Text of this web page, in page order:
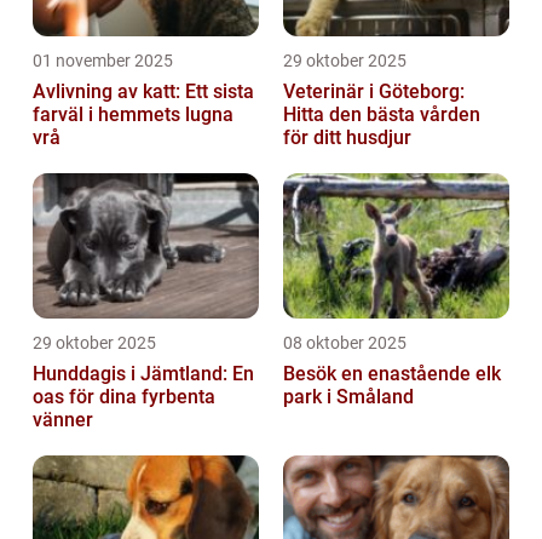
01 november 2025
Avlivning av katt: Ett sista
farväl i hemmets lugna
vrå
29 oktober 2025
Veterinär i Göteborg:
Hitta den bästa vården
för ditt husdjur
29 oktober 2025
Hunddagis i Jämtland: En
oas för dina fyrbenta
vänner
08 oktober 2025
Besök en enastående elk
park i Småland